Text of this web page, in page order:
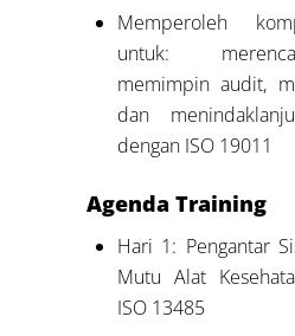
Memperoleh
untuk:
memimpin audit,
dan
dengan ISO 19011
AgendaTraining
Hari 1: Pengantar
Mutu Alat
ISO 13485